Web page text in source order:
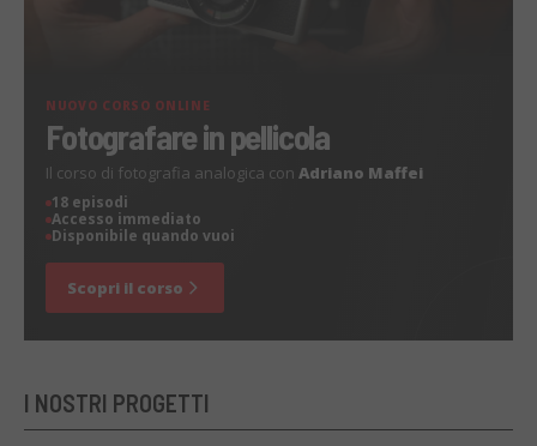
NUOVO CORSO ONLINE
Fotografare in pellicola
Il corso di fotografia analogica con Adriano Maffei
18 episodi
Accesso immediato
Disponibile quando vuoi
Scopri il corso
I NOSTRI PROGETTI